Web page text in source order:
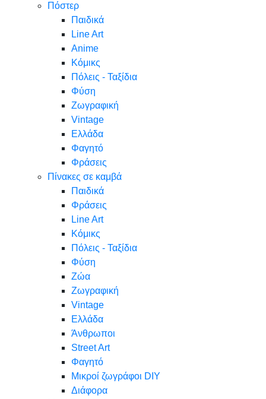
Πόστερ
Παιδικά
Line Art
Anime
Κόμικς
Πόλεις - Ταξίδια
Φύση
Ζωγραφική
Vintage
Ελλάδα
Φαγητό
Φράσεις
Πίνακες σε καμβά
Παιδικά
Φράσεις
Line Art
Κόμικς
Πόλεις - Ταξίδια
Φύση
Ζώα
Ζωγραφική
Vintage
Ελλάδα
Άνθρωποι
Street Art
Φαγητό
Μικροί ζωγράφοι DIY
Διάφορα